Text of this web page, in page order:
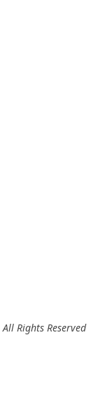
All Rights Reserved